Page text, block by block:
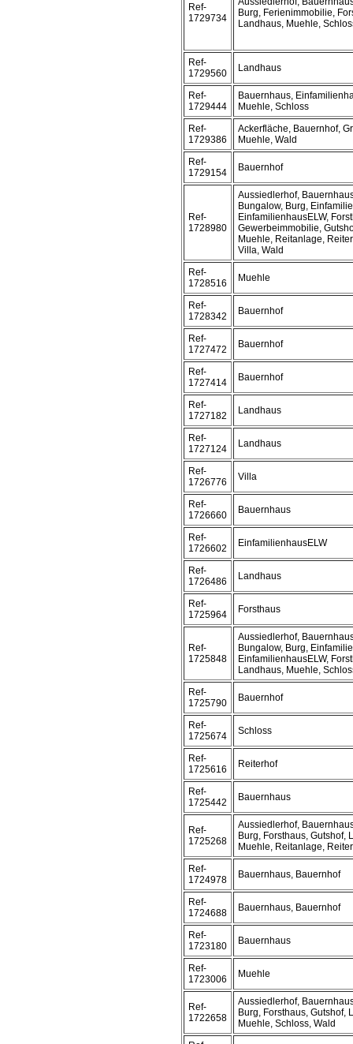
Ref-
1729734
Burg, Ferienimmobilie,
Landhaus, Muehle,
Ref-
1729560
Landhaus
Ref-
1729444
Bauernhaus,
Muehle, Schloss
Ref-
1729386
Ackerfläche, Bauernhof,
Muehle, Wald
Ref-
1729154
Bauernhof
Ref-
1728980
Aussiedlerhof,
Bungalow, Burg,
EinfamilienhausELW,
Gewerbeimmobilie,
Muehle, Reitanlage,
Villa, Wald
Ref-
1728516
Muehle
Ref-
1728342
Bauernhof
Ref-
1727472
Bauernhof
Ref-
1727414
Bauernhof
Ref-
1727182
Landhaus
Ref-
1727124
Landhaus
Ref-
1726776
Villa
Ref-
1726660
Bauernhaus
Ref-
1726602
EinfamilienhausELW
Ref-
1726486
Landhaus
Ref-
1725964
Forsthaus
Ref-
1725848
Aussiedlerhof,
Bungalow, Burg,
EinfamilienhausELW,
Landhaus, Muehle,
Ref-
1725790
Bauernhof
Ref-
1725674
Schloss
Ref-
1725616
Reiterhof
Ref-
1725442
Bauernhaus
Ref-
1725268
Aussiedlerhof,
Burg, Forsthaus, Gutshof,
Muehle, Reitanlage,
Ref-
1724978
Bauernhaus, Bauernhof
Ref-
1724688
Bauernhaus, Bauernhof
Ref-
1723180
Bauernhaus
Ref-
1723006
Muehle
Ref-
1722658
Aussiedlerhof,
Burg, Forsthaus, Gutshof,
Muehle, Schloss, Wald